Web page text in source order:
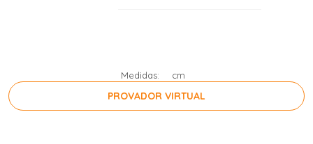
Medidas: cm
PRESSIONE A BARRA DE
PROVADOR VIRTUAL